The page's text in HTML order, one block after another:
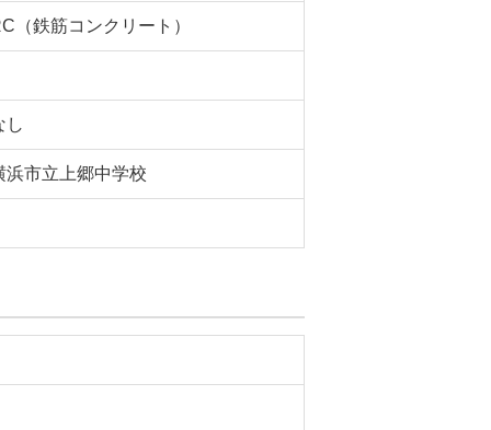
（鉄筋コンクリート）
し
浜市立上郷中学校